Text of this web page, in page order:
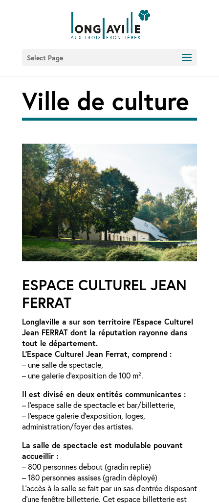
Select Page
Ville de culture
ESPACECULTUREL JEAN
FERRAT
Longlaville a sur son territoire l’Espace Culturel
Jean FERRAT dont la réputation rayonne dans
tout le département.
L’Espace Culturel Jean Ferrat, comprend :
– une salle de spectacle,
– une galerie d’exposition de 100 m².
Il est divisé en deux entités communicantes :
– l’espace salle de spectacle et bar/billetterie,
– l’espace galerie d’exposition, loges,
administration/foyer des artistes.
La salle de spectacle est modulable pouvant
accueillir :
– 800 personnes debout (gradin replié)
– 180 personnes assises (gradin déployé)
L’accès à la salle se fait par un sas d’entrée disposant
d’une fenêtre billetterie. Cet espace billetterie est